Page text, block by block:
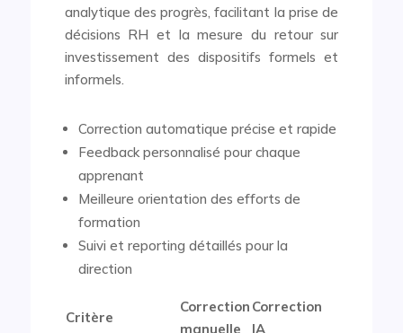
analytique des progrès, facilitant la prise de
décisions RH et la mesure du retour sur
investissement des dispositifs formels et
informels.
Correction automatique précise et rapide
Feedback personnalisé pour chaque
apprenant
Meilleure orientation des efforts de
formation
Suivi et reporting détaillés pour la
direction
Critère
Correction
manuelle
Correction
IA